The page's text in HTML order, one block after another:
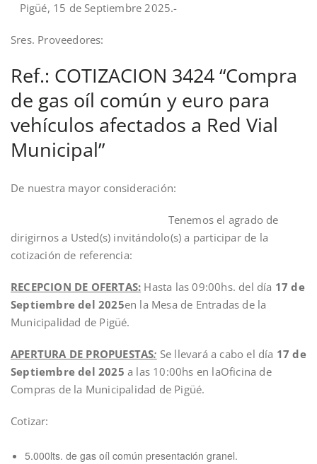
Pigüé, 15 de Septiembre 2025.-
Sres. Proveedores:
Ref.: COTIZACION 3424 “Compra
de gas oíl común y euro para
vehículos afectados a Red Vial
Municipal”
De nuestra mayor consideración:
Tenemos el agrado de
dirigirnos a Usted(s) invitándolo(s) a participar de la
cotización de referencia:
RECEPCION DE OFERTAS: Hasta las 09:00hs. del día 17 de
Septiembre del 2025en la Mesa de Entradas de la
Municipalidad de Pigüé.
APERTURA DE PROPUESTAS: Se llevará a cabo el día 17 de
Septiembre del 2025 a las 10:00hs en laOficina de
Compras de la Municipalidad de Pigüé.
Cotizar:
5.000lts. de gas oíl común presentación granel.